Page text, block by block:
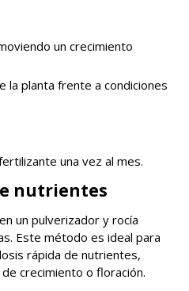
un crecimiento
la planta frente a condiciones
una vez al mes.
nutrientes
un pulverizador y rocía
Este método es ideal para
rápida de nutrientes,
crecimiento o floración.